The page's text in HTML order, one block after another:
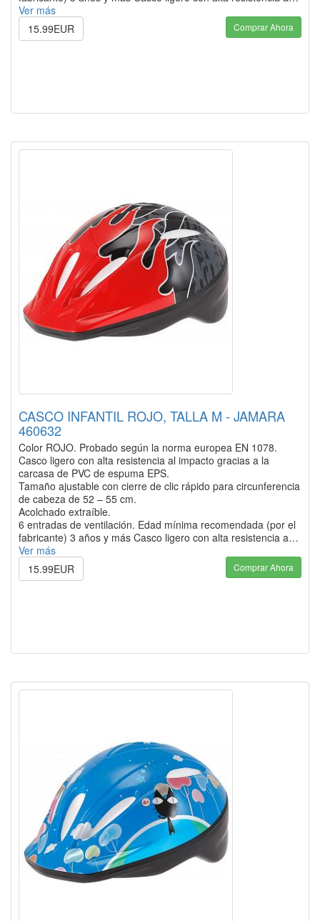
Ver más
15.99EUR
Comprar Ahora
CASCO INFANTIL ROJO, TALLA M - JAMARA
460632
Color ROJO. Probado según la norma europea EN 1078.
Casco ligero con alta resistencia al impacto gracias a la
carcasa de PVC de espuma EPS.
Tamaño ajustable con cierre de clic rápido para circunferencia
de cabeza de 52 – 55 cm.
Acolchado extraíble.
6 entradas de ventilación. Edad mínima recomendada (por el
fabricante) 3 años y más Casco ligero con alta resistencia a…
Ver más
15.99EUR
Comprar Ahora